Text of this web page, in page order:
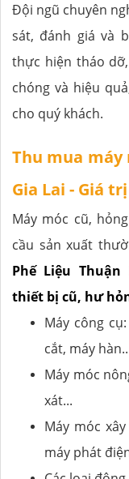
Đội ngũ chuyên
sát, đánh giá và
thực hiện tháo
chóng và hiệu
cho quý khách.
Thu mua
Gia Lai - Giá
Máy móc cũ,
cầu sản xuất
Phế Liệu Thuận
thiết bị cũ, hư
Máy công
cắt, máy
Máy móc
xát...
Máy móc
máy phát